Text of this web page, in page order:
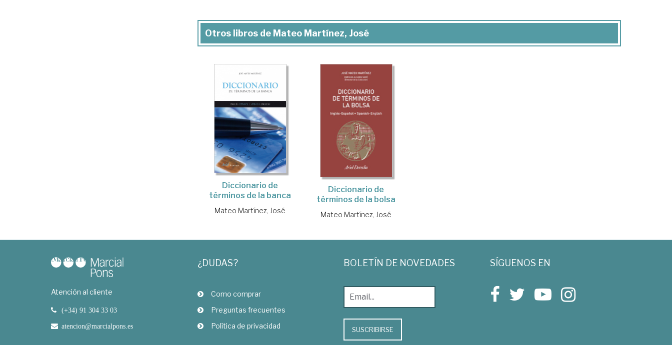
Otros libros de Mateo Martínez, José
Diccionario de
términos de la banca
Mateo Martínez, José
Diccionario de
términos de la bolsa
Mateo Martínez, José
Atención al cliente
(+34) 91 304 33 03
atencion@marcialpons.es
¿DUDAS?
Como comprar
Preguntas frecuentes
Política de privacidad
BOLETÍN DE NOVEDADES
SUSCRIBIRSE
SÍGUENOS EN